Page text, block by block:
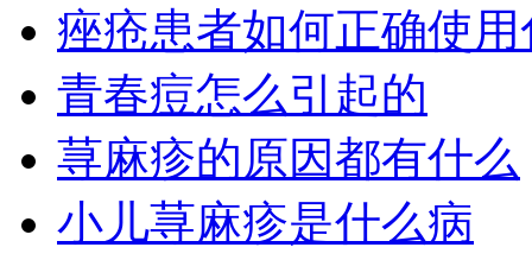
痤疮患者如何正确使
青春痘怎么引起的
荨麻疹的原因都有什么
小儿荨麻疹是什么病